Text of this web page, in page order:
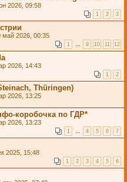
2026, 09:58
1 2 3
май 2026, 00:35
1 … 9 10 11 12
2026, 14:43
1 2
Thüringen)
2026, 13:25
коробочка по ГДР*
2026, 13:23
1 … 4 5 6 7
2025, 15:48
1 2 3 4 5 6